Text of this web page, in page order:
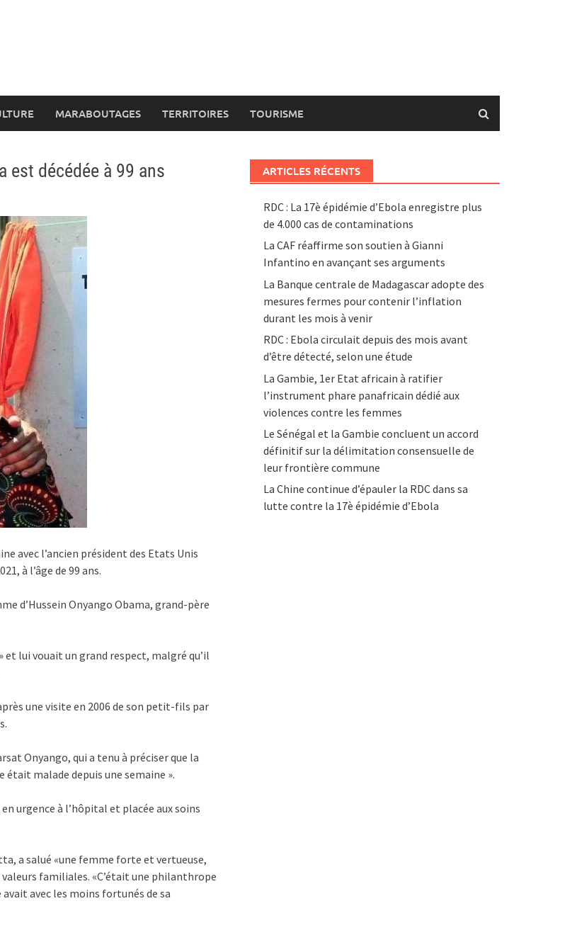
MARABOUTAGES TERRITOIRES TOURISME
est décédée à 99 ans
avec l’ancien président des Etats Unis
à l’âge de 99 ans.
d’Hussein Onyango Obama, grand-père
et lui vouait un grand respect, malgré qu’il
une visite en 2006 de son petit-fils par
Onyango, qui a tenu à préciser que la
malade depuis une semaine ».
urgence à l’hôpital et placée aux soins
a salué «une femme forte et vertueuse,
familiales. «C’était une philanthrope
avec les moins fortunés de sa
ARTICLES RÉCENTS
RDC : La 17è épidémie d’Ebola enregistre plus
de 4.000 cas de contaminations
La CAF réaffirme son soutien à Gianni
Infantino en avançant ses arguments
La Banque centrale de Madagascar adopte des
mesures fermes pour contenir l’inflation
durant les mois à venir
RDC : Ebola circulait depuis des mois avant
d’être détecté, selon une étude
La Gambie, 1er Etat africain à ratifier
l’instrument phare panafricain dédié aux
violences contre les femmes
Le Sénégal et la Gambie concluent un accord
définitif sur la délimitation consensuelle de
leur frontière commune
La Chine continue d’épauler la RDC dans sa
lutte contre la 17è épidémie d’Ebola